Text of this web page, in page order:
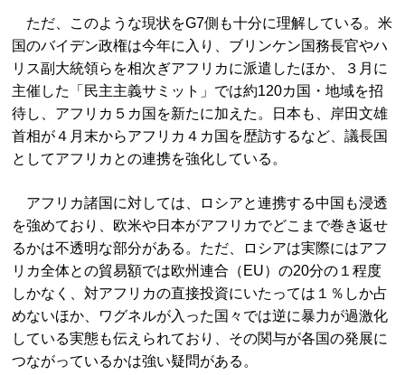
ただ、このような現状をG7側も十分に理解している。米
国のバイデン政権は今年に入り、ブリンケン国務長官やハ
リス副大統領らを相次ぎアフリカに派遣したほか、３月に
主催した「民主主義サミット」では約120カ国・地域を招
待し、アフリカ５カ国を新たに加えた。日本も、岸田文雄
首相が４月末からアフリカ４カ国を歴訪するなど、議長国
としてアフリカとの連携を強化している。
アフリカ諸国に対しては、ロシアと連携する中国も浸透
を強めており、欧米や日本がアフリカでどこまで巻き返せ
るかは不透明な部分がある。ただ、ロシアは実際にはアフ
リカ全体との貿易額では欧州連合（EU）の20分の１程度
しかなく、対アフリカの直接投資にいたっては１％しか占
めないほか、ワグネルが入った国々では逆に暴力が過激化
している実態も伝えられており、その関与が各国の発展に
つながっているかは強い疑問がある。